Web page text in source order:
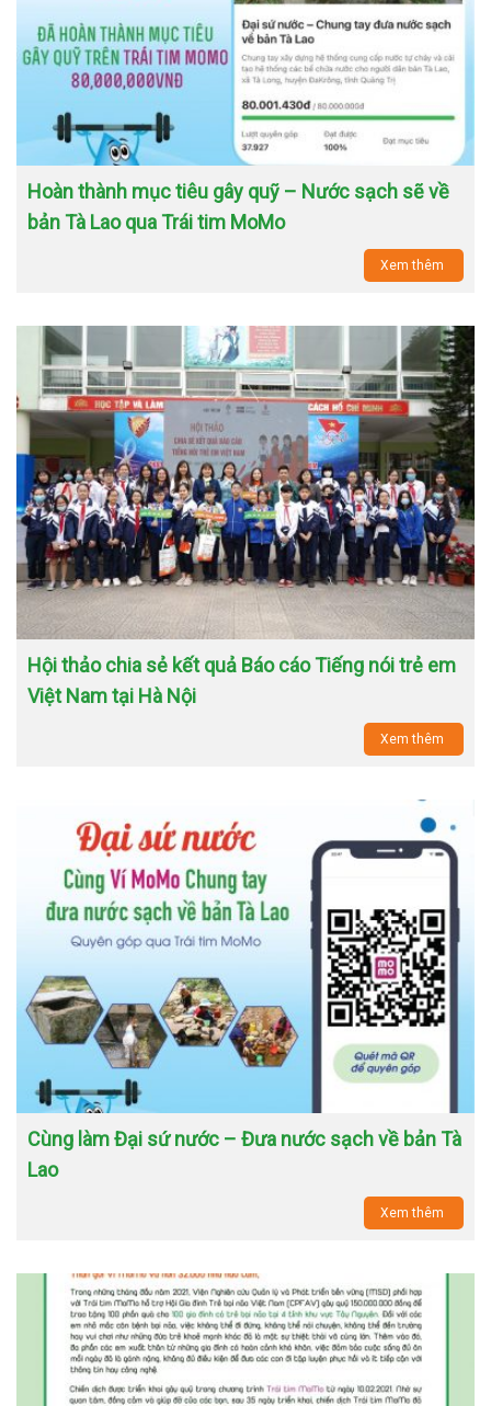
Hoàn thành mục tiêu gây quỹ – Nước sạch sẽ về
bản Tà Lao qua Trái tim MoMo
Xem thêm
Hội thảo chia sẻ kết quả Báo cáo Tiếng nói trẻ em
Việt Nam tại Hà Nội
Xem thêm
Cùng làm Đại sứ nước – Đưa nước sạch về bản Tà
Lao
Xem thêm